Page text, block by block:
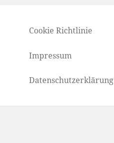
Cookie Richtlinie
Impressum
Datenschutzerklärung